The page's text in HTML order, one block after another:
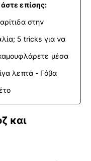
επίσης:
στην
5 tricks για να
μέσα
λεπτά - Γόβα
και